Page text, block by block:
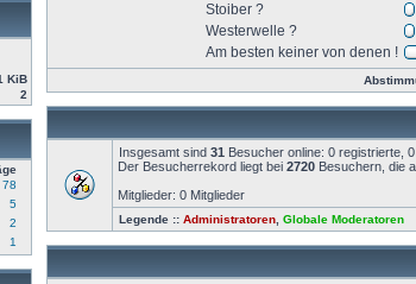
KiB
2
78
5
2
1
Stoiber ?
Westerwelle ?
Am besten keiner von denen !
Insgesamt sind 31 Besucher online: 0 registrierte,
Der Besucherrekord liegt bei 2720 Besuchern, die
Mitglieder: 0 Mitglieder
Legende :: Administratoren Globale Moderatoren